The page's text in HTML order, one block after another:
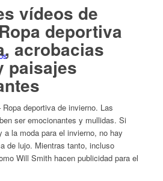
vídeos de
deportiva
acrobacias
paisajes
deportiva de invierno. Las
ser emocionantes y mullidas. Si
a la moda para el invierno, no hay
de lujo. Mientras tanto, incluso
Will Smith hacen publicidad para el